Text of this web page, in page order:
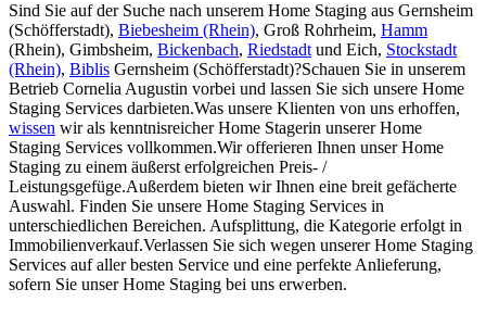
Sind Sie auf der Suche nach unserem Home Staging aus Gernsheim
(Schöfferstadt), Biebesheim (Rhein), Groß Rohrheim, Hamm
(Rhein), Gimbsheim, Bickenbach, Riedstadt und Eich, Stockstadt
(Rhein), Biblis Gernsheim (Schöfferstadt)?Schauen Sie in unserem
Betrieb Cornelia Augustin vorbei und lassen Sie sich unsere Home
Staging Services darbieten.Was unsere Klienten von uns erhoffen,
wissen wir als kenntnisreicher Home Stagerin unserer Home
Staging Services vollkommen.Wir offerieren Ihnen unser Home
Staging zu einem äußerst erfolgreichen Preis- /
Leistungsgefüge.Außerdem bieten wir Ihnen eine breit gefächerte
Auswahl. Finden Sie unsere Home Staging Services in
unterschiedlichen Bereichen. Aufsplittung, die Kategorie erfolgt in
Immobilienverkauf.Verlassen Sie sich wegen unserer Home Staging
Services auf aller besten Service und eine perfekte Anlieferung,
sofern Sie unser Home Staging bei uns erwerben.